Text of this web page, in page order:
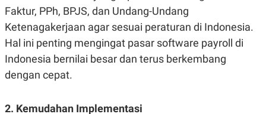
Faktur, PPh, BPJS, dan Undang-Undang
Ketenagakerjaan agar sesuai peraturan di Indonesia.
Hal ini penting mengingat pasar software payroll di
Indonesia bernilai besar dan terus berkembang
dengan cepat.
2. Kemudahan Implementasi